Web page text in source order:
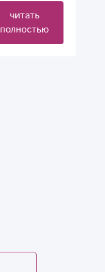
читать
полностью